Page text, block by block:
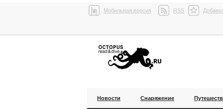
Мобильная версия RSS
Новости Снаряжение